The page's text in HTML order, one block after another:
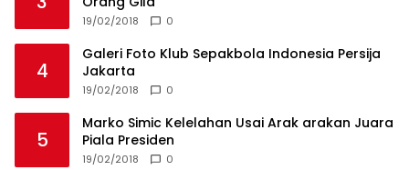
19/02/2018 0
4
Galeri Foto Klub Sepakbola Indonesia Persija
Jakarta
19/02/2018 0
5
Marko Simic Kelelahan Usai Arak arakan Juara
Piala Presiden
19/02/2018 0